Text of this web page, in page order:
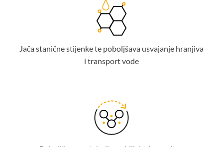
Jača stanične stijenke te poboljšava usvajanje hranjiva
i transport vode